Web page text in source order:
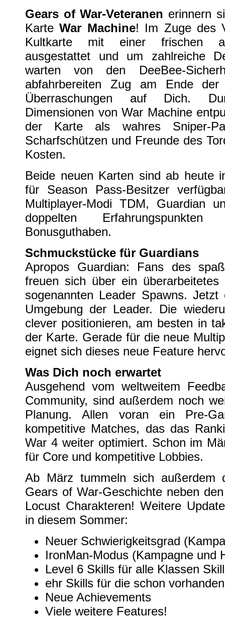
Gears of War-Veteranen erinnern
KarteWar Machine! Im Zuge des
Kultkarte mit einer frischen
ausgestattet und um zahlreiche
warten von den DeeBee-
abfahrbereiten Zug am Ende
Überraschungen auf Dich.
Dimensionen von War Machine
der Karte als wahres Sniper-
Scharfschützen und Freunde des
Kosten.
Beide neuen Karten sind ab heute
für Season Pass-Besitzer
Multiplayer-Modi TDM, Guardian
doppelten
Bonusguthaben.
Schmuckstücke für Guardians
Apropos Guardian: Fans des
freuen sich über ein
sogenannten Leader Spawns.
Umgebung der Leader. Die
clever positionieren, am besten in
der Karte. Gerade für die neue
eignet sich dieses neue Feature
Was Dich noch erwartet
Ausgehend vom weltweitem
Community, sind außerdem noch
Planung. Allen voran ein Pre-
kompetitive Matches, das das
War 4 weiter optimiert. Schon im
für Core und kompetitive Lobbies.
Ab März tummeln sich außerdem
Gears of War-Geschichte neben
Locust Charakteren! Weitere
in diesem Sommer:
Neuer Schwierigkeitsgrad
IronMan-Modus (Kampagne und
Level 6 Skills für alle Klassen
ehr Skills für die schon
Neue Achievements
Viele weitere Features!